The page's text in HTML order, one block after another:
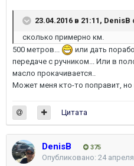
23.04.2016 в 21:11, DenisB
сколько примерно км.
500 метров...
или дать
передаче с ручником... Или в
масло прокачивается..
Может меня кто-то поправит, но
Цитата
DenisB 375
Опубликовано: 24